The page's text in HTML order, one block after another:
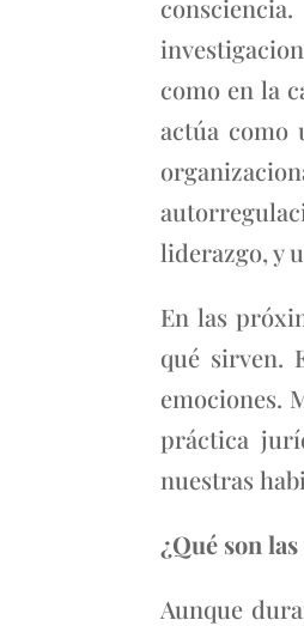
como en la
actúa como
liderazgo, y
En las
qué sirven.
emociones.
práctica
nuestras
¿Qué son
Aunque